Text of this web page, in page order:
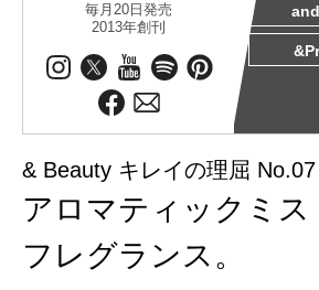
毎月20日発売
2013年創刊
& Beauty キレイの理屈 No.07
アロマティックミス
フレグランス。